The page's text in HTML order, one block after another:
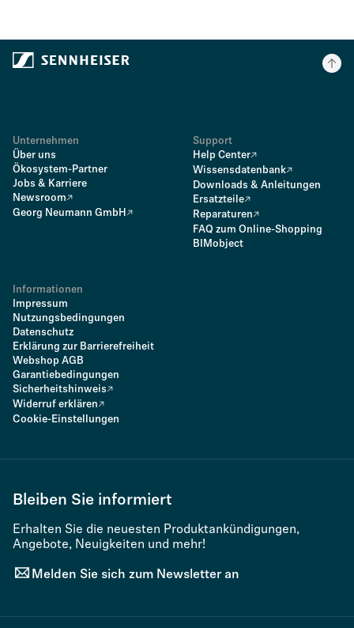
Unternehmen
Über uns
Ökosystem-Partner
Jobs & Karriere
Newsroom
Georg Neumann GmbH
Support
Help Center
Wissensdatenbank
Downloads & Anleitungen
Ersatzteile
Reparaturen
FAQ zum Online-Shopping
BIMobject
Informationen
Impressum
Nutzungsbedingungen
Datenschutz
Erklärung zur Barrierefreiheit
Webshop AGB
Garantiebedingungen
Sicherheitshinweis
Widerruf erklären
Cookie-Einstellungen
Bleiben Sie informiert
Erhalten Sie die neuesten Produktankündigungen,
Angebote, Neuigkeiten und mehr!
Melden Sie sich zum Newsletter an